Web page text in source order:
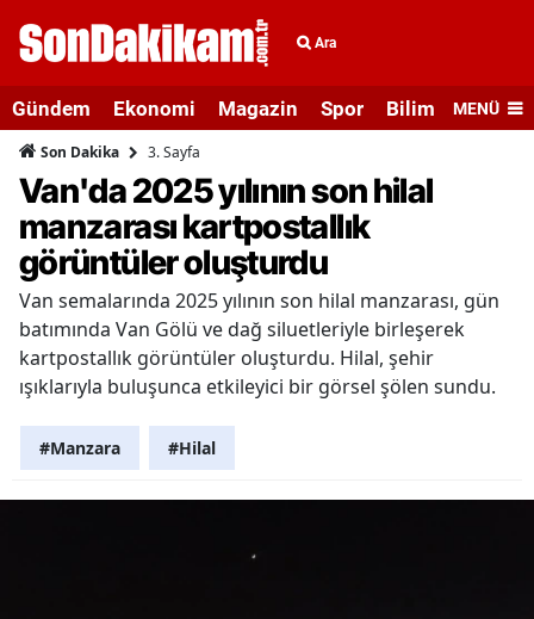
Ara
Gündem Ekonomi Magazin Spor Bilim veMENÜ
Son Dakika 3. Sayfa
Van'da 2025 yılının son hilal
manzarası kartpostallık
görüntüler oluşturdu
Van semalarında 2025 yılının son hilal manzarası, gün
batımında Van Gölü ve dağ siluetleriyle birleşerek
kartpostallık görüntüler oluşturdu. Hilal, şehir
ışıklarıyla buluşunca etkileyici bir görsel şölen sundu.
#Manzara #Hilal